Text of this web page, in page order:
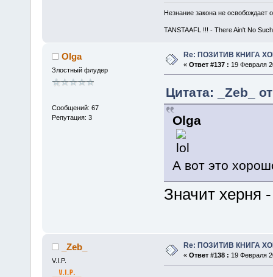
Незнание закона не освобождает
TANSTAAFL !!! - There Ain't No
Olga
Злостный флудер
Сообщений: 67
Репутация: 3
Re: ПОЗИТИВ КНИГА
« Ответ #137 : 19 Февраля
Цитата: _Zeb_
Olga
А вот это
Значит херня
_Zeb_
V.I.P.
Re: ПОЗИТИВ КНИГА
« Ответ #138 : 19 Февраля